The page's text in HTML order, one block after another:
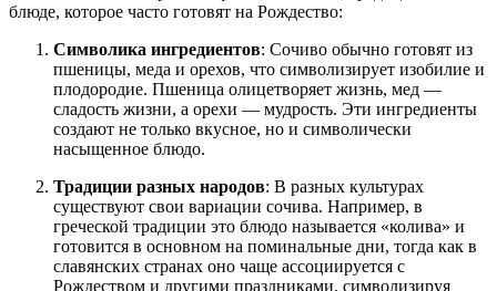
блюде, которое часто готовят на Рождество:
Символика ингредиентов: Сочиво обычно готовят из
пшеницы, меда и орехов, что символизирует изобилие и
плодородие. Пшеница олицетворяет жизнь, мед —
сладость жизни, а орехи — мудрость. Эти ингредиенты
создают не только вкусное, но и символически
насыщенное блюдо.
Традиции разных народов: В разных культурах
существуют свои вариации сочива. Например, в
греческой традиции это блюдо называется «колива» и
готовится в основном на поминальные дни, тогда как в
славянских странах оно чаще ассоциируется с
Рождеством и другими праздниками, символизируя